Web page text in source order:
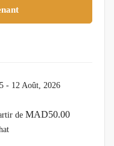
- 12 Août, 2026
de MAD50.00